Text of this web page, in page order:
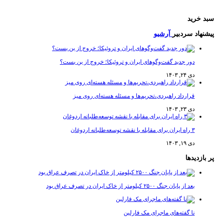
سردبیرآرشیو
دور جدید گفت‌وگوهای ایران و تروئیکا؛ خروج از بن بست؟
قرارداد راهبردی،تحریم‌ها و مسئله هسته‌ای روی میز
بعد از پایان جنگ ۲۵۰۰ کیلومتر از خاک ایران در تصرف عراق بود
نا گفته‌های ماجرای مک فارلین